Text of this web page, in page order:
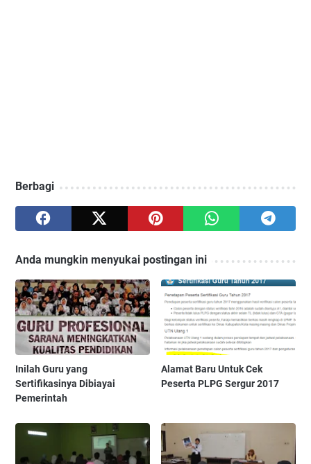
Berbagi
Anda mungkin menyukai postingan ini
Inilah Guru yang
Sertifikasinya Dibiayai
Pemerintah
Alamat Baru Untuk Cek
Peserta PLPG Sergur 2017